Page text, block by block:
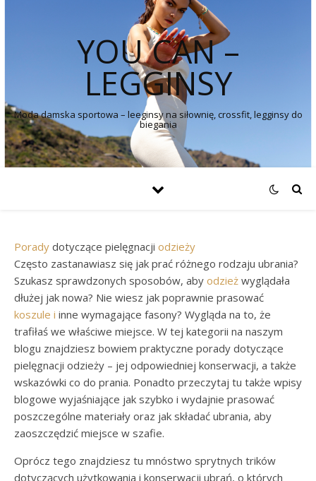
YOU CAN –
LEGGINSY
Moda damska sportowa – leeginsy na siłownię, crossfit, legginsy do
biegania
Porady dotyczące pielęgnacji odzieży
Często zastanawiasz się jak prać różnego rodzaju ubrania?
Szukasz sprawdzonych sposobów, aby odzież wyglądała
dłużej jak nowa? Nie wiesz jak poprawnie prasować
koszule i inne wymagające fasony? Wygląda na to, że
trafiłaś we właściwe miejsce. W tej kategorii na naszym
blogu znajdziesz bowiem praktyczne porady dotyczące
pielęgnacji odzieży – jej odpowiedniej konserwacji, a także
wskazówki co do prania. Ponadto przeczytaj tu także wpisy
blogowe wyjaśniające jak szybko i wydajnie prasować
poszczególne materiały oraz jak składać ubrania, aby
zaoszczędzić miejsce w szafie.
Oprócz tego znajdziesz tu mnóstwo sprytnych trików
dotyczących użytkowania i konserwacji ubrań, o których